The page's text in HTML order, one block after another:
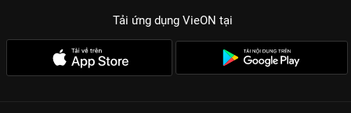
Tải ứng dụng VieON tại